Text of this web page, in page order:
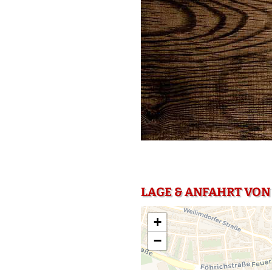
LAGE & ANFAHRT
+
−